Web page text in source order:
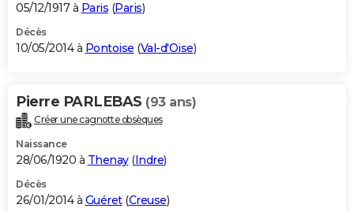
05/12/1917 à Paris (Paris)
Décès
10/05/2014 à Pontoise (Val-d'Oise)
Pierre PARLEBAS (93 ans)
Créer une cagnotte obsèques
Naissance
28/06/1920 à Thenay(Indre)
Décès
26/01/2014 à Guéret(Creuse)